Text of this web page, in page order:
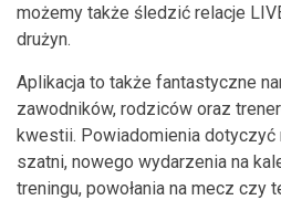
możemy także śledzić relacje
drużyn.
Aplikacja to także fantastyczne
zawodników, rodziców oraz
kwestii. Powiadomienia dotyczyć
szatni, nowego wydarzenia na
treningu, powołania na mecz czy